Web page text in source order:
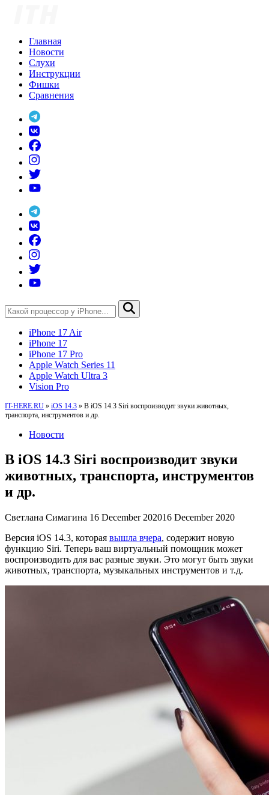
Главная
Новости
Слухи
Инструкции
Фишки
Сравнения
iPhone 17 Air
iPhone 17
iPhone 17 Pro
Apple Watch Series 11
Apple Watch Ultra 3
Vision Pro
IT-HERE.RU » iOS 14.3 » В iOS 14.3 Siri воспроизводит звуки животных,
транспорта, инструментов и др.
Новости
В iOS 14.3 Siri воспроизводит звуки
животных, транспорта, инструментов
и др.
Светлана Симагина 16 December 202016 December 2020
Версия iOS 14.3, которая вышла вчера, содержит новую
функцию Siri. Теперь ваш виртуальный помощник может
воспроизводить для вас разные звуки. Это могут быть звуки
животных, транспорта, музыкальных инструментов и т.д.